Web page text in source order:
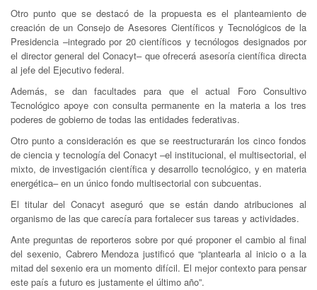
Otro punto que se destacó de la propuesta es el planteamiento de
creación de un Consejo de Asesores Científicos y Tecnológicos de la
Presidencia –integrado por 20 científicos y tecnólogos designados por
el director general del Conacyt– que ofrecerá asesoría científica directa
al jefe del Ejecutivo federal.
Además, se dan facultades para que el actual Foro Consultivo
Tecnológico apoye con consulta permanente en la materia a los tres
poderes de gobierno de todas las entidades federativas.
Otro punto a consideración es que se reestructurarán los cinco fondos
de ciencia y tecnología del Conacyt –el institucional, el multisectorial, el
mixto, de investigación científica y desarrollo tecnológico, y en materia
energética– en un único fondo multisectorial con subcuentas.
El titular del Conacyt aseguró que se están dando atribuciones al
organismo de las que carecía para fortalecer sus tareas y actividades.
Ante preguntas de reporteros sobre por qué proponer el cambio al final
del sexenio, Cabrero Mendoza justificó que “plantearla al inicio o a la
mitad del sexenio era un momento difícil. El mejor contexto para pensar
este país a futuro es justamente el último año”.